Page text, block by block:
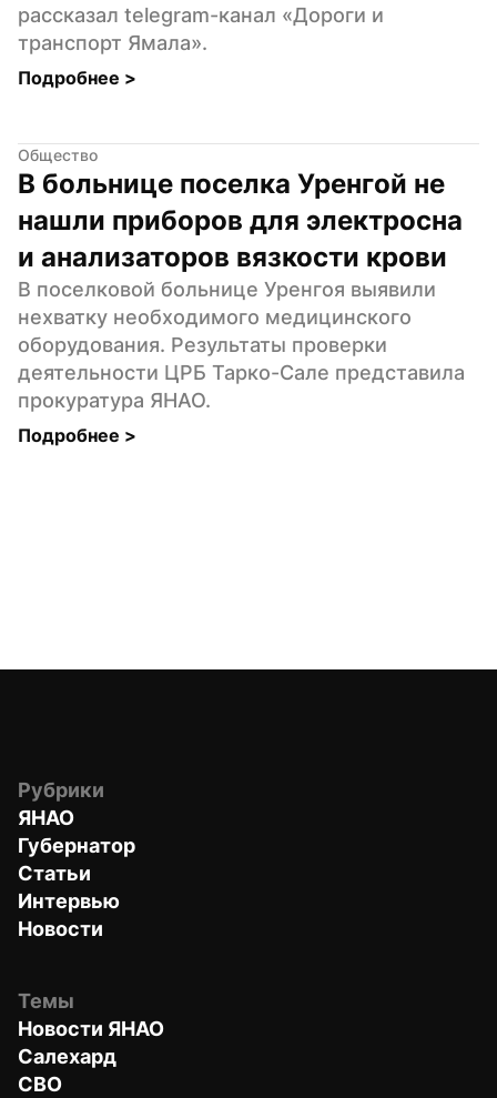
рассказал telegram-канал «Дороги и
транспорт Ямала».
Подробнее >
Общество
В больнице поселка Уренгой не
нашли приборов для электросна
и анализаторов вязкости крови
В поселковой больнице Уренгоя выявили
нехватку необходимого медицинского
оборудования. Результаты проверки
деятельности ЦРБ Тарко-Сале представила
прокуратура ЯНАО.
Подробнее >
Рубрики
ЯНАО
Губернатор
Статьи
Интервью
Новости
Темы
Новости ЯНАО
Салехард
СВО